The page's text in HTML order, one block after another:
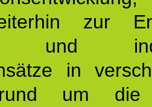
zur
und
in
um die